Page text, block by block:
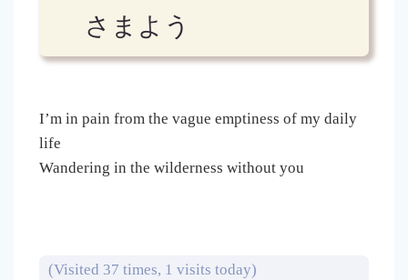
さまよう
I’m in pain from the vague emptiness of my daily
life
Wandering in the wilderness without you
(Visited 37 times, 1 visits today)